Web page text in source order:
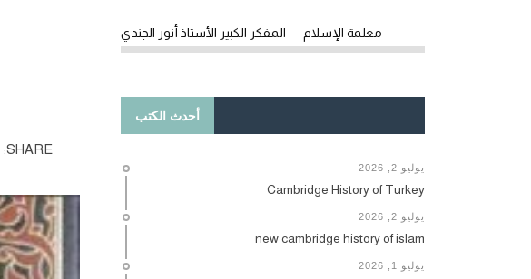
SHARE:
معلمة الإسلام – المفكر الكبير الأستاذ أنور الجندي
أحدث الكتب
يوليو 2, 2026
Cambridge History of Turkey
يوليو 2, 2026
new cambridge history of islam
يوليو 1, 2026